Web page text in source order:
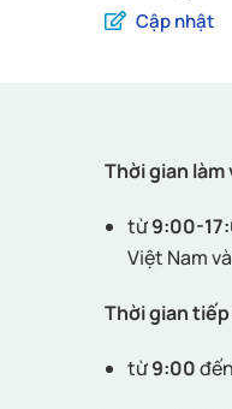
Cập nhật
Thời gian làm
từ9:00-
Việt Nam
Thời gian
từ9:00đến